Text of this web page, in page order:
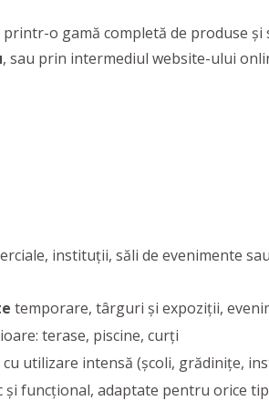
o gamă completă de produse
, sau prin intermediul website-ului
instituții, săli de evenimente
temporare, târguri şi expoziţii,
terase, piscine, curţi
utilizare intensă (școli, grădinițe,
funcțional, adaptate pentru orice